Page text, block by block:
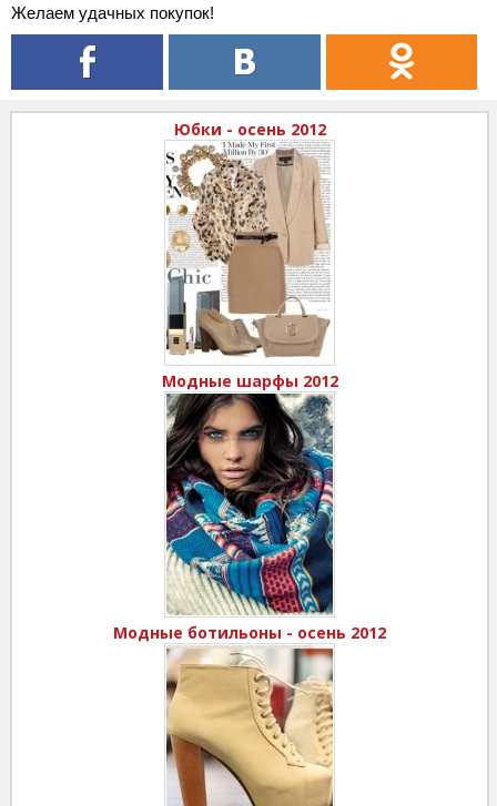
Желаем удачных покупок!
Юбки - осень 2012
Модные шарфы 2012
Модные ботильоны - осень 2012